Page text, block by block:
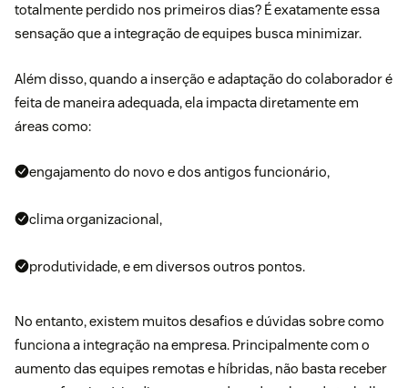
totalmente perdido nos primeiros dias? É exatamente essa
sensação que a integração de equipes busca minimizar.
Além disso, quando a inserção e adaptação do colaborador é
feita de maneira adequada, ela impacta diretamente em
áreas como:
engajamento do novo e dos antigos funcionário,
clima organizacional,
produtividade, e em diversos outros pontos.
No entanto, existem muitos desafios e dúvidas sobre como
funciona a integração na empresa. Principalmente com o
aumento das equipes remotas e híbridas, não basta receber